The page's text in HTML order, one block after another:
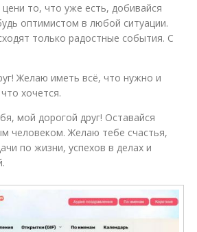
цени то, что уже есть, добивайся
оптимистом в любой ситуации.
только радостные события. С
Желаю иметь всё, что нужно и
хочется.
мой дорогой друг! Оставайся
человеком. Желаю тебе счастья,
по жизни, успехов в делах и